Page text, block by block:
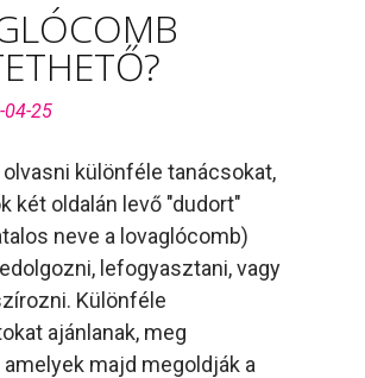
04-25
különféle tanácsokat,
két oldalán levő "dudort"
neve a lovaglócomb)
lefogyasztani, vagy
Különféle
ajánlanak, meg
majd megoldják a